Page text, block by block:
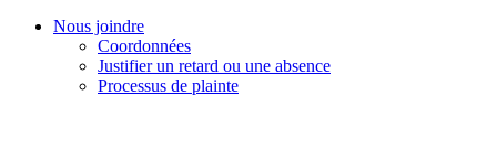
Nous joindre
Coordonnées
Justifier un retard ou une absence
Processus de plainte